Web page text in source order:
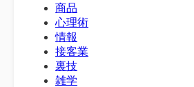
商品
心理術
情報
接客業
裏技
雑学